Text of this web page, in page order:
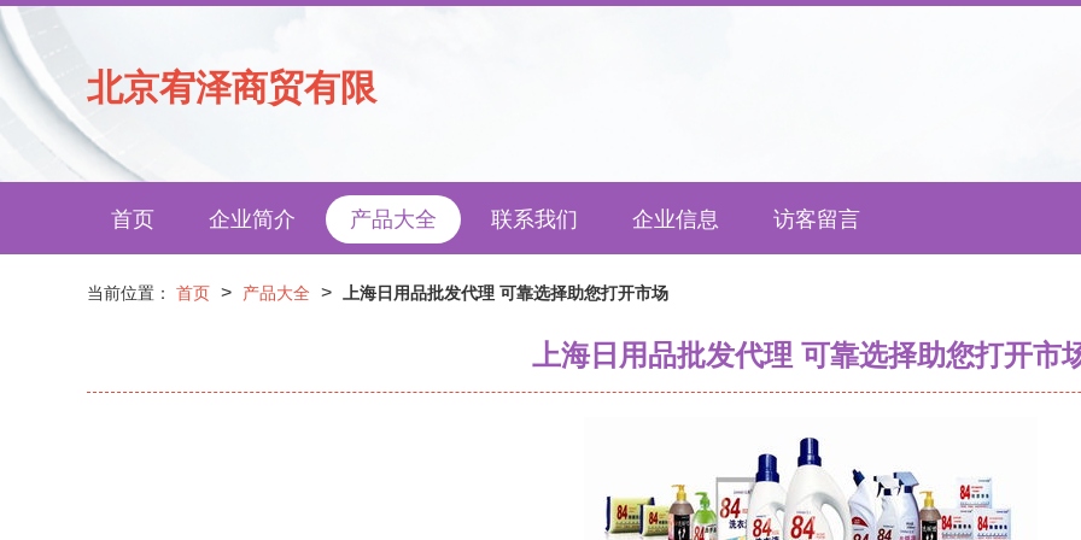
北京宥泽商贸有限
首页 企业简介 产品大全 联系我们 企业信息 访客留言
当前位置： 首页 > 产品大全 > 上海日用品批发代理 可靠选择助您打开市场
上海日用品批发代理 可靠选择助您打开市